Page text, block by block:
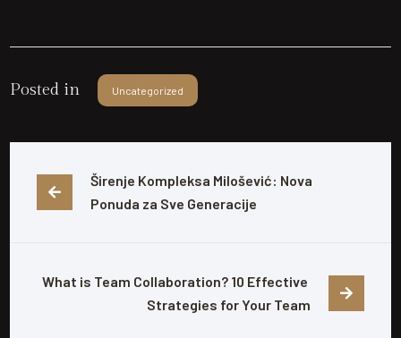
Posted in Uncategorized
Širenje Kompleksa Milošević: Nova
Ponuda za Sve Generacije
What is Team Collaboration? 10 Effective
Strategies for Your Team